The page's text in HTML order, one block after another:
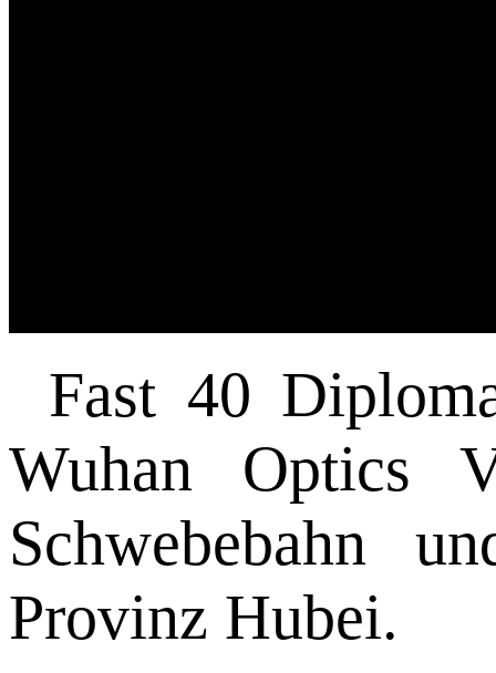
Fast 40
Wuhan Optics
Schwebebahn
Provinz Hubei.